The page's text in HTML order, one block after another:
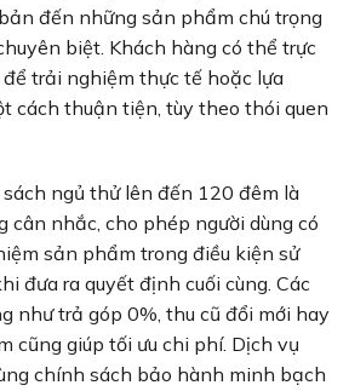
đến những sản phẩm chú trọng
biệt. Khách hàng có thể trực
trải nghiệm thực tế hoặc lựa
cách thuận tiện, tùy theo thói quen
ngủ thử lên đến 120 đêm là
cân nhắc, cho phép người dùng có
sản phẩm trong điều kiện sử
đưa ra quyết định cuối cùng. Các
như trả góp 0%, thu cũ đổi mới hay
cũng giúp tối ưu chi phí. Dịch vụ
chính sách bảo hành minh bạch